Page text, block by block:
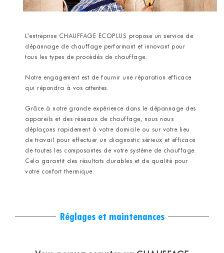
L’entreprise CHAUFFAGE ECOPLUS propose un service de
dépannage de chauffage performant et innovant pour
tous les types de procédés de chauffage.
Notre engagement est de fournir une réparation efficace
qui répondra à vos attentes.
Grâce à notre grande expérience dans le dépannage des
appareils et des réseaux de chauffage, nous nous
déplaçons rapidement à votre domicile ou sur votre lieu
de travail pour effectuer un diagnostic sérieux et efficace
de toutes les composantes de votre système de chauffage.
Cela garantit des résultats durables et de qualité pour
votre confort thermique.
Réglages et maintenances